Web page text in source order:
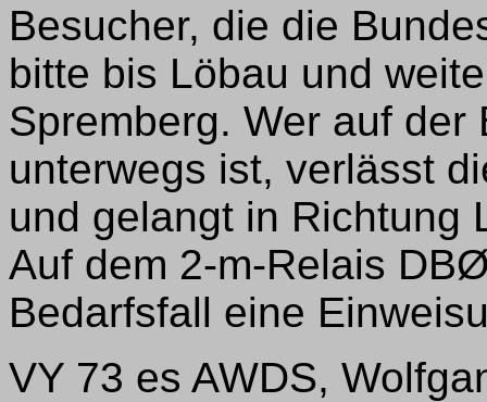
Besucher, die die
bitte bis Löbau und
Spremberg. Wer auf
unterwegs ist, verlässt
und gelangt in Richtung
Auf dem 2-m-Relais
Bedarfsfall eine
VY 73 es AWDS,